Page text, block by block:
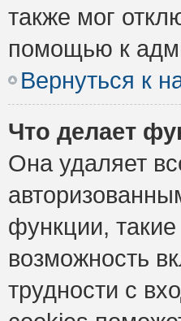
также мог
помощью к
Вернуться к
Что делает
Она удаляет
функции,
возможность
трудности с